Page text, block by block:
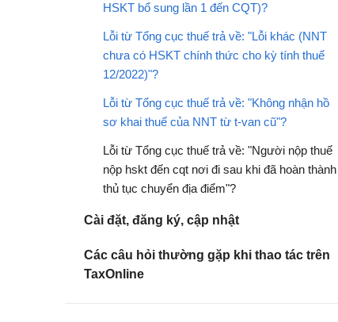
HSKT bổ sung lần 1 đến CQT)?
Lỗi từ Tổng cục thuế trả về: "Lỗi khác (NNT
chưa có HSKT chính thức cho kỳ tính thuế
12/2022)"?
Lỗi từ Tổng cục thuế trả về: "Không nhận hồ
sơ khai thuế của NNT từ t-van cũ"?
Lỗi từ Tổng cục thuế trả về: "Người nộp thuế
nộp hskt đến cqt nơi đi sau khi đã hoàn thành
thủ tục chuyển địa điểm"?
Cài đặt, đăng ký, cập nhật
Các câu hỏi thường gặp khi thao tác trên
TaxOnline